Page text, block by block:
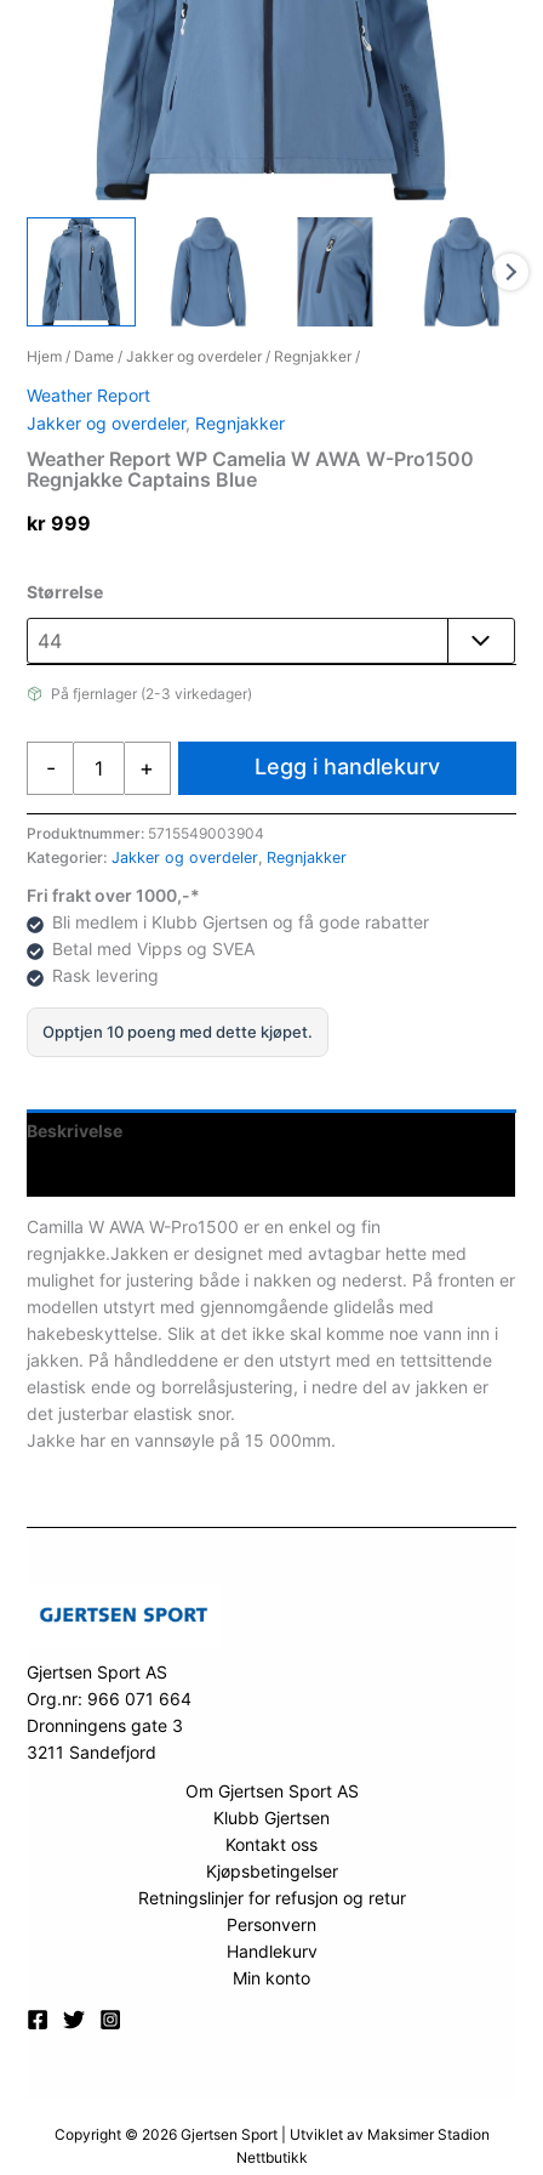
Hjem / Dame /Jakker og overdeler / Regnjakker /
Weather Report
Jakker og overdeler, Regnjakker
Weather Report WP Camelia W AWA W-Pro1500
Regnjakke Captains Blue
kr 999
Størrelse
På fjernlager (2-3 virkedager)
-
Camelia
W
AWA
W-
Pro1500
Regnjakke
Captains
Blue
antall
+ Legg i handlekurv
Produktnummer: 5715549003904
Kategorier:Jakker og overdeler, Regnjakker
Fri frakt over 1000,-*
Bli medlem i Klubb Gjertsen og få gode rabatter
Betal med Vipps og SVEA
Rask levering
Opptjen 10 poeng med dette kjøpet.
Beskrivelse
Camilla W AWA W-Pro1500 er en enkel og fin
regnjakke.Jakken er designet med avtagbar hette med
mulighet for justering både i nakken og nederst. På fronten er
modellen utstyrt med gjennomgående glidelås med
hakebeskyttelse. Slik at det ikke skal komme noe vann inn i
jakken. På håndleddene er den utstyrt med en tettsittende
elastisk ende og borrelåsjustering, i nedre del av jakken er
det justerbar elastisk snor.
Jakke har en vannsøyle på 15 000mm.
Gjertsen Sport AS
Org.nr: 966 071 664
Dronningens gate 3
3211 Sandefjord
Om Gjertsen Sport AS
Klubb Gjertsen
Kontakt oss
Kjøpsbetingelser
Retningslinjer for refusjon og retur
Personvern
Handlekurv
Min konto
Copyright © 2026 Gjertsen Sport | Utviklet av Maksimer Stadion
Nettbutikk